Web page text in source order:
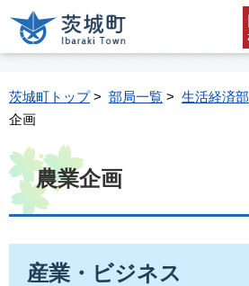
茨城町トップ> 部局一覧 > 生活経済部
企画
農業企画
産業・ビジネス